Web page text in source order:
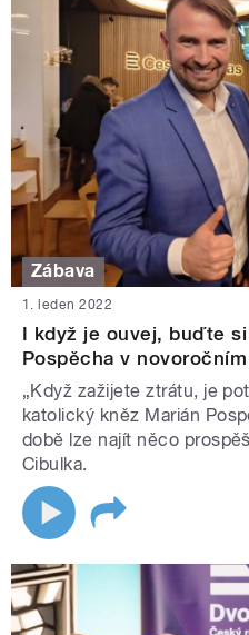
Zábava
1. leden 2022
I když je ouvej, buďte
Pospěcha v novoročním
„Když zažijete ztrátu, je
katolický kněz Marián
době lze najít něco
Cibulka.